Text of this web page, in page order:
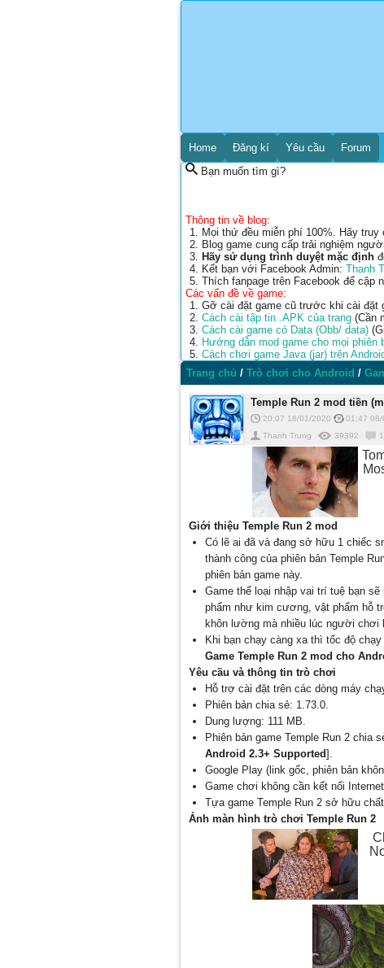
Home Đăng kí Yêu cầu
Forum
Bạn muốn tìm gì?
Thông tin về blog:
Mọi thứ đều miễn phí 100%. Hãy
Blog game cung cấp trải nghiệm
Hãy sử dụng trình duyệt mặc định
Kết bạn với Facebook Admin: Thanh
Thích fanpage trên Facebook để cập
Các vấn đề về game:
Gỡ cài đặt game cũ trước khi cài đặt
Cách cài tập tin .APK của trang (Cần
Cách cài game có Data (Obb/ data)
Hướng dẫn mod game cho mọi phiên
Cách chơi game Java (jar) trên
Trang chủ / Trò chơi cho Android /
Temple Run 2 mod tiền
20:07 18/01/2020 01:47 08/
Thanh Trung
39392 1
Giới thiệu Temple Run 2 mod
Có lẽ ai đã và đang sở hữu 1 chiếc
thành công của phiên bản Temple
phiên bản game này.
Game thể loại nhập vai trí tuệ bạn
phẩm như kim cương, vật phẩm hỗ
khôn lường mà nhiều lúc người chơi
Khi bạn chạy càng xa thì tốc độ
Game Temple Run 2 mod cho
Yêu cầu và thông tin trò chơi
Hỗ trợ cài đặt trên các dòng máy
Phiên bản chia sẻ: 1.73.0.
Dung lượng: 111 MB.
Phiên bản game Temple Run 2
Android 2.3+ Supported].
Google Play (link gốc, phiên bản
Game chơi không cần kết nối
Tựa game Temple Run 2 sở hữu
Ảnh màn hình trò chơi Temple Run 2